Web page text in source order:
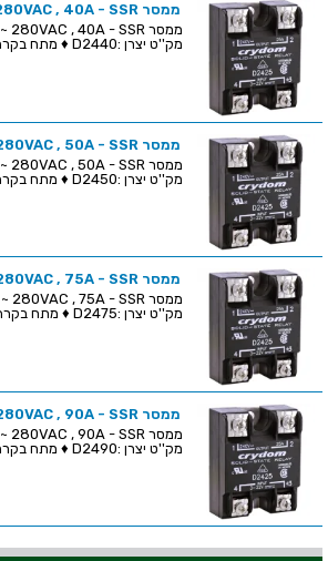
ממסר SPST-NO , 24VAC ~ 280VAC , 40A - SSR
מק''ט יצרן :D2440 ♦ מתח בקרה : 3.5VDC...
ממסר SPST-NO , 24VAC ~ 280VAC , 50A - SSR
מק''ט יצרן :D2450 ♦ מתח בקרה : 3.5VDC ~ 32VDC ♦...
ממסר SPST-NO , 24VAC ~ 280VAC , 75A - SSR
מק''ט יצרן :D2475 ♦ מתח בקרה : 3.5VDC ~ 32VDC ♦...
ממסר SPST-NO , 24VAC ~ 280VAC , 90A - SSR
מק''ט יצרן :D2490 ♦ מתח בקרה : 3.5VDC ~ 32VDC ♦...